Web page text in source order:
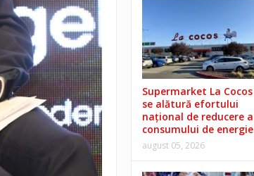
Supermarket La Cocos
se alătură efortului
național de reducere a
consumului de energie
august 05, 2026